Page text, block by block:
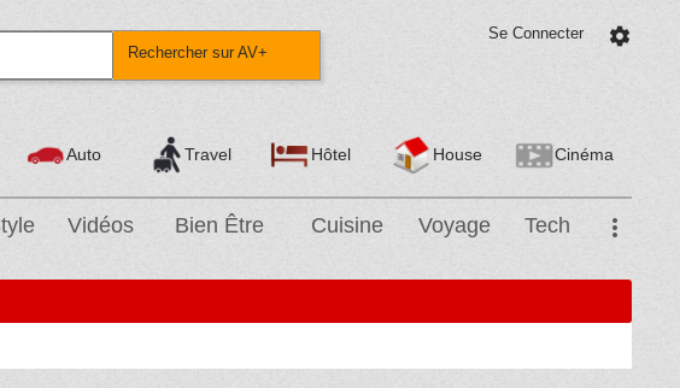
Rechercher sur AV+
settings
Se Connecter
Auto Travel Hôtel House Cinéma
Vidéos Bien Être Cuisine Voyage Tech more_vert